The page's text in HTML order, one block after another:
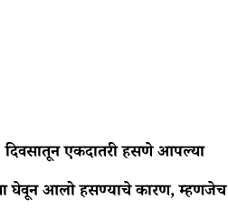
एकदातरी हसणे आपल्या
घेवून आलो हसण्याचे कारण, म्हणजेच